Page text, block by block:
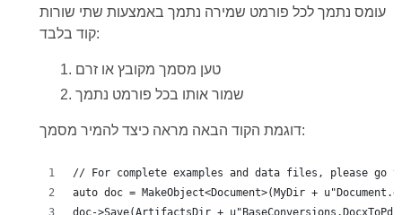
עומס נתמך לכל פורמט שמירה נתמך באמצעות שתי שורות
קוד בלבד:
טען מסמך מקובץ או זרם
שמור אותו בכל פורמט נתמך
דוגמת הקוד הבאה מראה כיצד להמיר מסמך:
doc->Save(ArtifactsDir +